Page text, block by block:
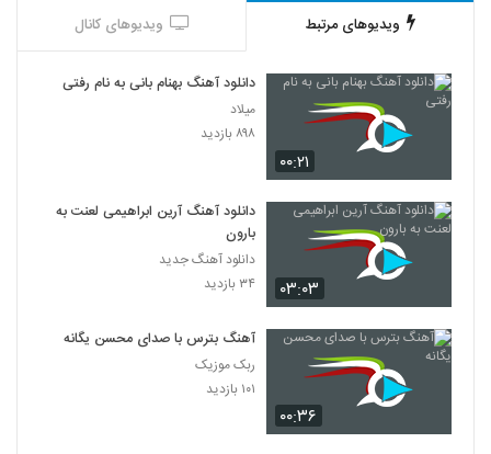
5271
آهنگ بی بوی موستانگ بنام بترس
Saberi Adame Ashegh)
۲۰۳ بازدید
هادی سپاسی آهنگ نه نمیخوام
5274
Bahador Ghavami Taskin
۲۰۳ بازدید
آهنگ کاش نمی دیدمش از رامین
حضرتی(پاپ)
۲۳۱ بازدید
ویدیوهای مرتبط ویدیوهای کانال
۰۰:۲۱
دانلود آهنگ بهنام بانی به نام رفتی
میلاد
۸۹۸ بازدید
۰۳:۰۳
دانلود آهنگ آرین ابراهیمی لعنت به
بارون
دانلود آهنگ جدید
۳۴ بازدید
۰۰:۳۶
آهنگ بترس با صدای محسن یگانه
ربک موزیک
۱۰۱ بازدید